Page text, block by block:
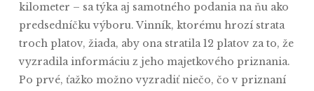
kilometer – sa týka aj samotného podania na ňu ako
predsedníčku výboru. Vinník, ktorému hrozí strata
troch platov, žiada, aby ona stratila 12 platov za to, že
vyzradila informáciu z jeho majetkového priznania.
Po prvé, ťažko možno vyzradiť niečo, čo v priznaní